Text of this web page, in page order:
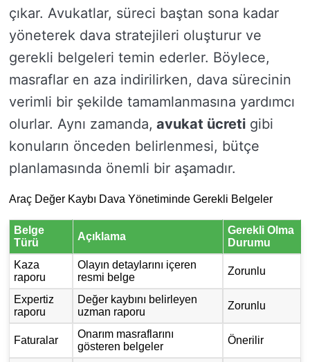
çıkar. Avukatlar, süreci baştan sona kadar
yöneterek dava stratejileri oluşturur ve
gerekli belgeleri temin ederler. Böylece,
masraflar en aza indirilirken, dava sürecinin
verimli bir şekilde tamamlanmasına yardımcı
olurlar. Aynı zamanda, avukat ücreti gibi
konuların önceden belirlenmesi, bütçe
planlamasında önemli bir aşamadır.
Araç Değer Kaybı Dava Yönetiminde Gerekli Belgeler
Belge
Türü
Açıklama
Gerekli Olma
Durumu
Kaza
raporu
Olayın detaylarını içeren
resmi belge
Zorunlu
Expertiz
raporu
Değer kaybını belirleyen
uzman raporu
Zorunlu
Faturalar
Onarım masraflarını
gösteren belgeler
Önerilir